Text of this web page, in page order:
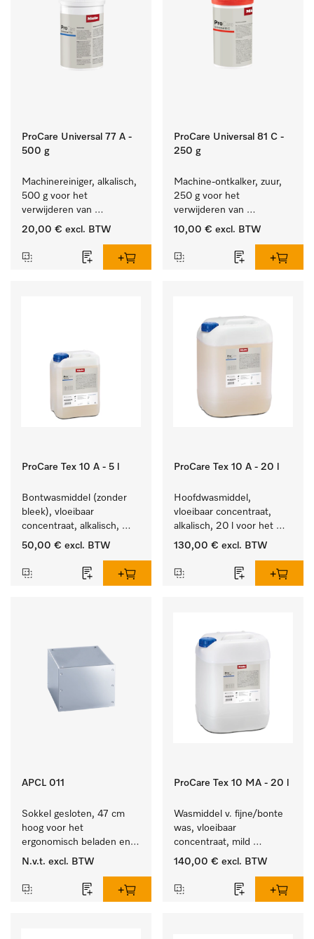
ProCare Universal 77 A -
500 g
Machinereiniger, alkalisch,
500 g voor het
verwijderen van
hardnekkige
20,00 € excl. BTW
ProCare Universal 81 C -
250 g
Machine-ontkalker, zuur,
250 g voor het
verwijderen van
hardnekkige kalkaanslag.
10,00 € excl. BTW
ProCare Tex 10 A - 5 l
Bontwasmiddel (zonder
bleek), vloeibaar
concentraat, alkalisch,
5 l voor het reinigen van
kleurechte bonte was.
50,00 € excl. BTW
ProCare Tex 10 A - 20 l
Hoofdwasmiddel,
vloeibaar concentraat,
alkalisch, 20 l voor het
reinigen van wit wasgoed
130,00 € excl. BTW
APCL 011
Sokkel gesloten, 47 cm
hoog voor het
ergonomisch beladen en
legen van de wasmachine
N.v.t. excl. BTW
ProCare Tex 10 MA - 20 l
Wasmiddel v. fijne/bonte
was, vloeibaar
concentraat, mild
alkalisch, 20 l voor het
en gevoelig textiel.
140,00 € excl. BTW